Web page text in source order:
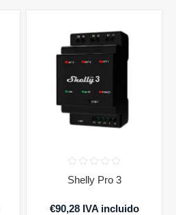
Shelly Pro 3
€90,28 IVA incluido